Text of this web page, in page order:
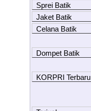
Sprei Batik
Jaket Batik
Celana Batik
Dompet Batik
KORPRI Terbaru